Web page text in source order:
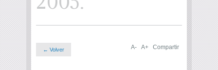
← Volver A- A+ Compartir